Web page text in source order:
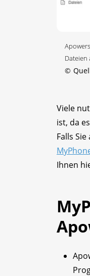
Dateien
©
Viele
ist, da
Falls
Ihnen